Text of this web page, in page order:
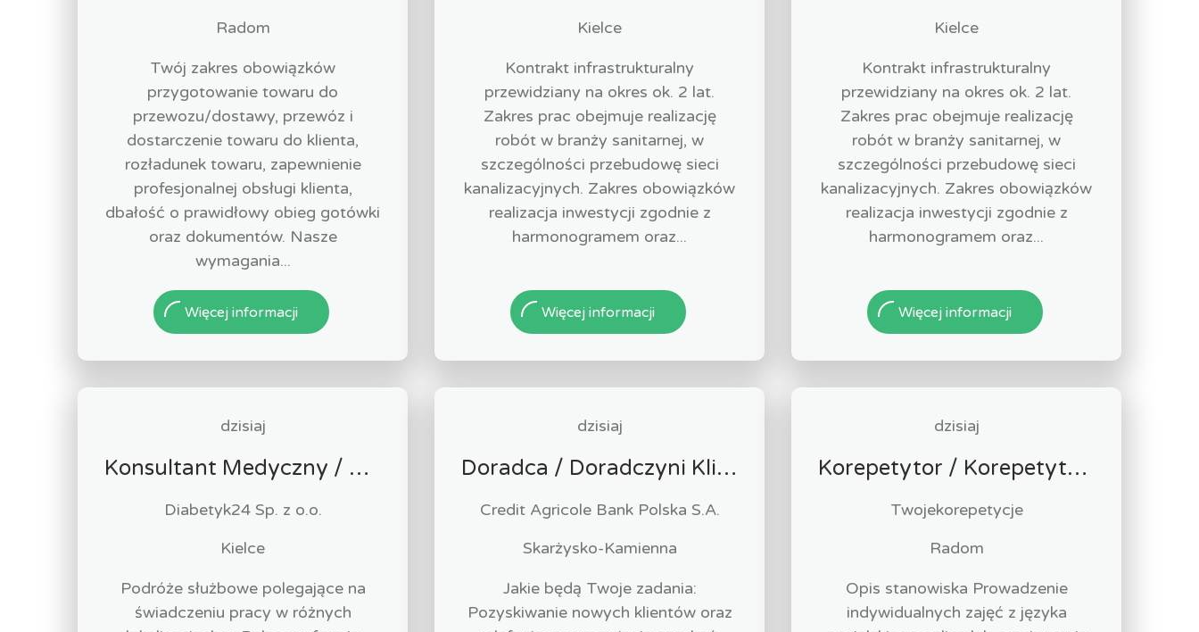
Radom
Twój zakres obowiązków
przygotowanie towaru do
przewozu/dostawy, przewóz i
dostarczenie towaru do klienta,
rozładunek towaru, zapewnienie
profesjonalnej obsługi klienta,
dbałość o prawidłowy obieg gotówki
oraz dokumentów. Nasze
wymagania...
Więcej informacji
Kielce
Kontrakt infrastrukturalny
przewidziany na okres ok. 2 lat.
Zakres prac obejmuje realizację
robót w branży sanitarnej, w
szczególności przebudowę sieci
kanalizacyjnych. Zakres obowiązków
realizacja inwestycji zgodnie z
harmonogramem oraz...
Więcej informacji
Kielce
Kontrakt infrastrukturalny
przewidziany na okres ok. 2 lat.
Zakres prac obejmuje realizację
robót w branży sanitarnej, w
szczególności przebudowę sieci
kanalizacyjnych. Zakres obowiązków
realizacja inwestycji zgodnie z
harmonogramem oraz...
Więcej informacji
dzisiaj
Konsultant Medyczny / Konsultantka Medyczna w sklepie medycznym (Fizjoterapeuta, Technik farmaceutyczny, Technik ortopeda)
Diabetyk24 Sp. z o.o.
Kielce
Podróże służbowe polegające na
świadczeniu pracy w różnych
dzisiaj
Doradca / Doradczyni Klienta
Credit Agricole Bank Polska S.A.
Skarżysko-Kamienna
Jakie będą Twoje zadania:
Pozyskiwanie nowych klientów oraz
dzisiaj
Korepetytor / Korepetytorka języka angielskiego
Twojekorepetycje
Radom
Opis stanowiska Prowadzenie
indywidualnych zajęć z języka